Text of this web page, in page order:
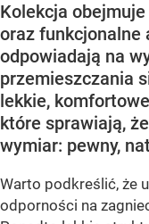
Kolekcja
oraz funkcjonalne
odpowiadają na
przemieszczania
lekkie,
które sprawiają,
wymiar: pewny,
Warto podkreślić, że
odporności na